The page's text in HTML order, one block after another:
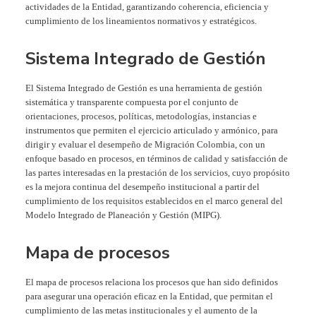
actividades de la Entidad, garantizando coherencia, eficiencia y
cumplimiento de los lineamientos normativos y estratégicos.
Sistema Integrado de Gestión
El Sistema Integrado de Gestión es una herramienta de gestión
sistemática y transparente compuesta por el conjunto de
orientaciones, procesos, políticas, metodologías, instancias e
instrumentos que permiten el ejercicio articulado y armónico, para
dirigir y evaluar el desempeño de Migración Colombia, con un
enfoque basado en procesos, en términos de calidad y satisfacción de
las partes interesadas en la prestación de los servicios, cuyo propósito
es la mejora continua del desempeño institucional a partir del
cumplimiento de los requisitos establecidos en el marco general del
Modelo Integrado de Planeación y Gestión (MIPG).
Mapa de procesos
El mapa de procesos relaciona los procesos que han sido definidos
para asegurar una operación eficaz en la Entidad, que permitan el
cumplimiento de las metas institucionales y el aumento de la